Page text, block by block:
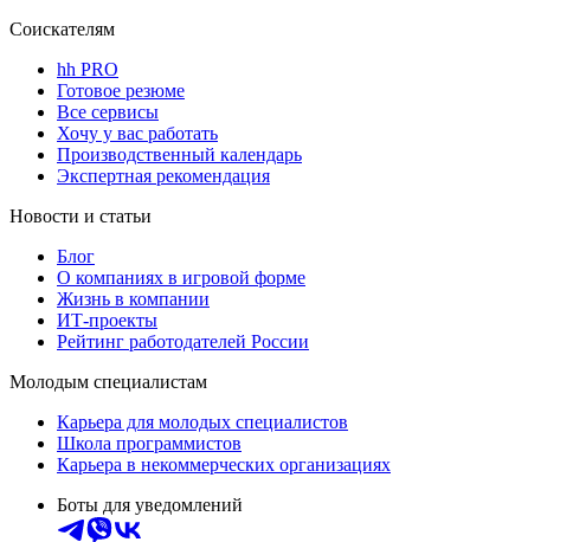
Соискателям
hh PRO
Готовое резюме
Все сервисы
Хочу у вас работать
Производственный календарь
Экспертная рекомендация
Новости и статьи
Блог
О компаниях в игровой форме
Жизнь в компании
ИТ-проекты
Рейтинг работодателей России
Молодым специалистам
Карьера для молодых специалистов
Школа программистов
Карьера в некоммерческих организациях
Боты для уведомлений